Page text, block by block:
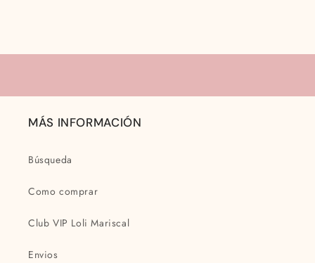
MÁS INFORMACIÓN
Búsqueda
Como comprar
Club VIP Loli Mariscal
Envios